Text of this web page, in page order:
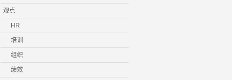
观点
HR
培训
组织
绩效